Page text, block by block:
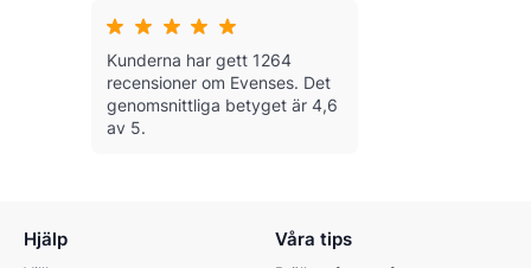
Kunderna har gett 1264
recensioner om Evenses. Det
genomsnittliga betyget är 4,6
av 5.
Hjälp Våra tips